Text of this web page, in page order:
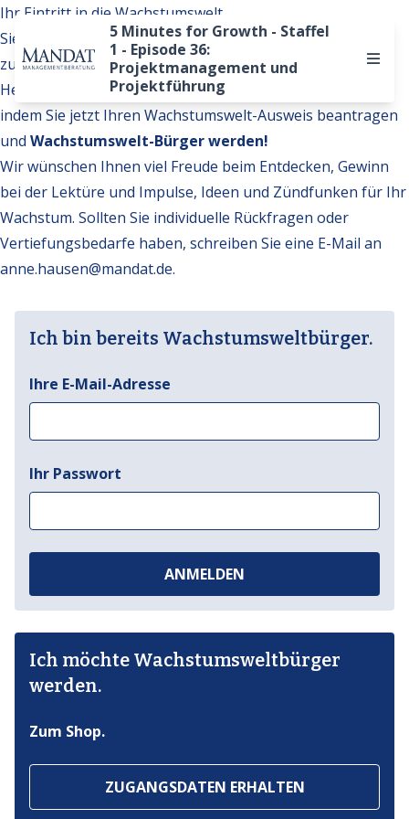
5 Minutes for Growth - Staffel
1 - Episode 36:
Projektmanagement und
Projektführung
Ihr Eintritt in die Wachstumswelt
Sie möchten auf weitere Inhalte der Wachstumswelt
zugreifen?
Hervorragend. Werden Sie Teil unserer Gemeinschaft,
indem Sie jetzt Ihren Wachstumswelt-Ausweis beantragen
und Wachstumswelt-Bürger werden!
Wir wünschen Ihnen viel Freude beim Entdecken, Gewinn
bei der Lektüre und Impulse, Ideen und Zündfunken für Ihr
Wachstum. Sollten Sie individuelle Rückfragen oder
Vertiefungsbedarfe haben, schreiben Sie eine E-Mail an
anne.hausen@mandat.de.
Ich bin bereits Wachstumsweltbürger.
Ihre E-Mail-Adresse
Ihr Passwort
ANMELDEN
Ich möchte Wachstumsweltbürger
werden.
Zum Shop.
ZUGANGSDATEN ERHALTEN